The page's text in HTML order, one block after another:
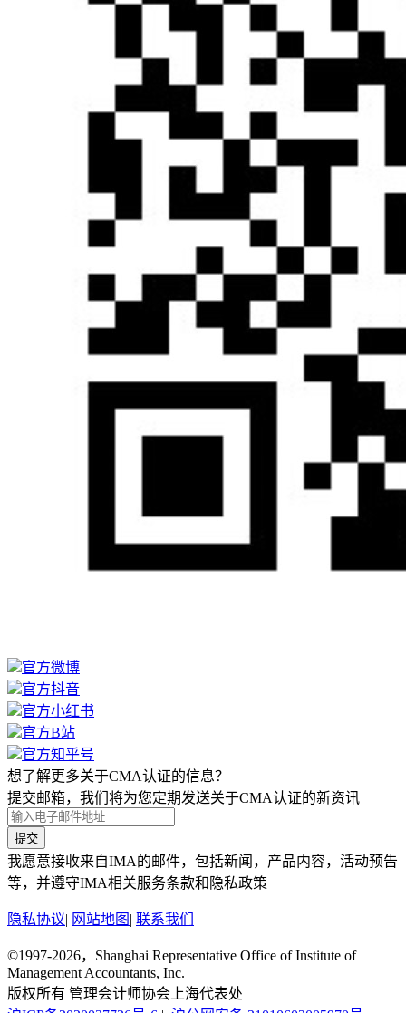
官方微博
官方抖音
官方小红书
官方B站
官方知乎号
想了解更多关于CMA认证的信息？
提交邮箱，我们将为您定期发送关于CMA认证的新资讯
提交
我愿意接收来自IMA的邮件，包括新闻，产品内容，活动预告
等，并遵守IMA相关服务条款和隐私政策
隐私协议| 网站地图 | 联系我们
©1997-2026，Shanghai Representative Office of Institute of
Management Accountants, Inc.
版权所有 管理会计师协会上海代表处